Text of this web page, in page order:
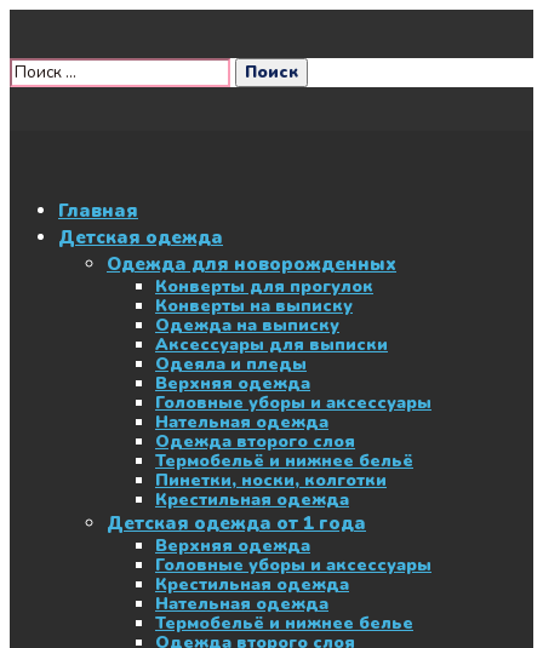
Главная
Детская одежда
Одежда для новорожденных
Конверты для прогулок
Конверты на выписку
Одежда на выписку
Аксессуары для выписки
Одеяла и пледы
Верхняя одежда
Головные уборы и аксессуары
Нательная одежда
Одежда второго слоя
Термобельё и нижнее бельё
Пинетки, носки, колготки
Крестильная одежда
Детская одежда от 1 года
Верхняя одежда
Головные уборы и аксессуары
Крестильная одежда
Нательная одежда
Термобельё и нижнее белье
Одежда второго слоя